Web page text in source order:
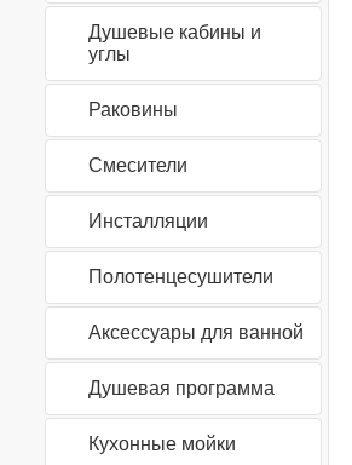
Душевые кабины и
углы
Раковины
Смесители
Инсталляции
Полотенцесушители
Аксессуары для ванной
Душевая программа
Кухонные мойки